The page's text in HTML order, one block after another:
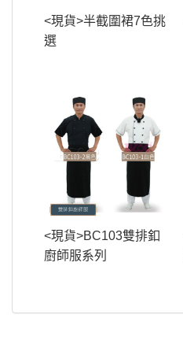
<現貨>半截圍裙7色挑
選
<現貨>BC103雙排釦
廚師服系列